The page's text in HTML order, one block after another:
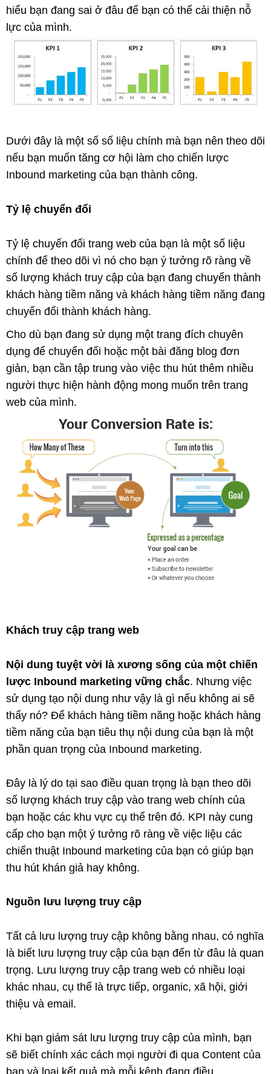
hiểu bạn đang sai ở đâu để bạn có thể cải thiện nỗ
lực của mình.
Dưới đây là một số số liệu chính mà bạn nên theo dõi
nếu bạn muốn tăng cơ hội làm cho chiến lược
Inbound marketing của bạn thành công.
Tỷ lệ chuyển đổi
Tỷ lệ chuyển đổi trang web của bạn là một số liệu
chính để theo dõi vì nó cho bạn ý tưởng rõ ràng về
số lượng khách truy cập của bạn đang chuyển thành
khách hàng tiềm năng và khách hàng tiềm năng đang
chuyển đổi thành khách hàng.
Cho dù bạn đang sử dụng một trang đích chuyên
dụng để chuyển đổi hoặc một bài đăng blog đơn
giản, bạn cần tập trung vào việc thu hút thêm nhiều
người thực hiện hành động mong muốn trên trang
web của mình.
Khách truy cập trang web
Nội dung tuyệt vời là xương sống của một chiến
lược Inbound marketing vững chắc. Nhưng việc
sử dụng tạo nội dung như vậy là gì nếu không ai sẽ
thấy nó? Để khách hàng tiềm năng hoặc khách hàng
tiềm năng của bạn tiêu thụ nội dung của bạn là một
phần quan trọng của Inbound marketing.
Đây là lý do tại sao điều quan trọng là bạn theo dõi
số lượng khách truy cập vào trang web chính của
bạn hoặc các khu vực cụ thể trên đó. KPI này cung
cấp cho bạn một ý tưởng rõ ràng về việc liệu các
chiến thuật Inbound marketing của bạn có giúp bạn
thu hút khán giả hay không.
Nguồn lưu lượng truy cập
Tất cả lưu lượng truy cập không bằng nhau, có nghĩa
là biết lưu lượng truy cập của bạn đến từ đâu là quan
trọng. Lưu lượng truy cập trang web có nhiều loại
khác nhau, cụ thể là trực tiếp, organic, xã hội, giới
thiệu và email.
Khi bạn giám sát lưu lượng truy cập của mình, bạn
sẽ biết chính xác cách mọi người đi qua Content của